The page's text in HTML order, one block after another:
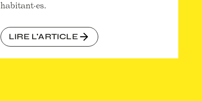
habitant·es.
LIRE L'ARTICLE